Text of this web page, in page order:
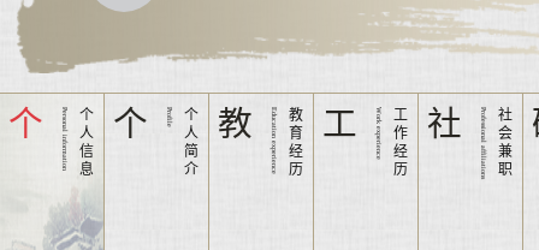
个 Personal information
个
人
信
息
个 Profile
个
人
简
介
教 Education experience
教
育
经
历
工 Work experience
工
作
经
历
社 Professional affiliations
社
会
兼
职